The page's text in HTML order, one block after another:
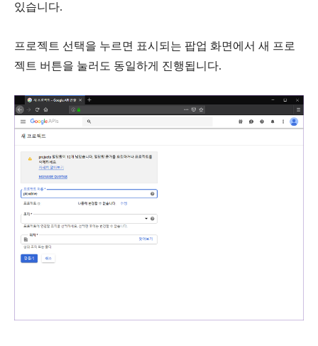
있습니다.
프로젝트 선택을 누르면 표시되는 팝업 화면에서 새 프로
젝트 버튼을 눌러도 동일하게 진행됩니다.